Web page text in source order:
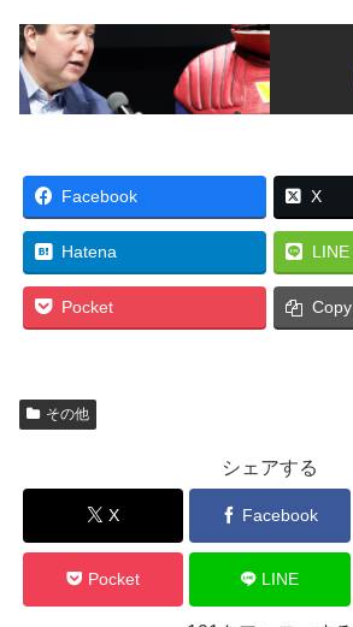
Facebook X
Hatena LINE
Pocket Copy
その他
シェアする
X Facebook
Pocket LINE